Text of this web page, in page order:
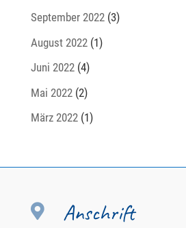
September 2022(3)
August 2022(1)
Juni 2022(4)
Mai 2022(2)
März 2022(1)
 Anschrift